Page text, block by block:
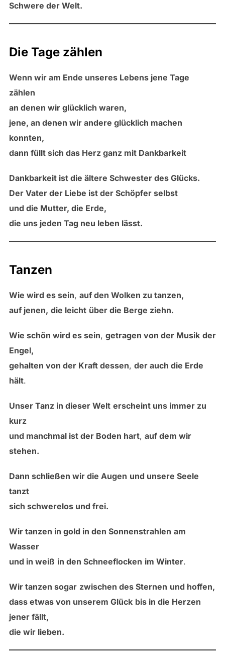
Schwere der Welt.
Die Tage zählen
Wenn wir am Ende unseres Lebens jene Tage
zählen
an denen wir glücklich waren,
jene, an denen wir andere glücklich machen
konnten,
dann füllt sich das Herz ganz mit Dankbarkeit
Dankbarkeit ist die ältere Schwester des Glücks.
Der Vater der Liebe ist der Schöpfer selbst
und die Mutter, die Erde,
die uns jeden Tag neu leben lässt.
Tanzen
Wie wird es sein, auf den Wolken zu tanzen,
auf jenen, die leicht über die Berge ziehn.
Wie schön wird es sein, getragen von der Musik der
Engel,
gehalten von der Kraft dessen, der auch die Erde
hält.
Unser Tanz in dieser Welt erscheint uns immer zu
kurz
und manchmal ist der Boden hart, auf dem wir
stehen.
Dann schließen wir die Augen und unsere Seele
tanzt
sich schwerelos und frei.
Wir tanzen in gold in den Sonnenstrahlen am
Wasser
und in weiß in den Schneeflocken im Winter.
Wir tanzen sogar zwischen des Sternen und hoffen,
dass etwas von unserem Glück bis in die Herzen
jener fällt,
die wir lieben.